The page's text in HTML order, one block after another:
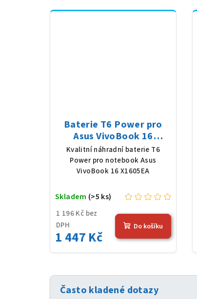
Baterie T6 Power pro
Asus VivoBook 16
X1605EA, Li-Poly, 11,55
V, 3640 mAh (42 Wh),
černá
Kvalitní náhradní baterie T6
Power pro notebook Asus
VivoBook 16 X1605EA
1 196 Kč bez
DPH
1 447 Kč
Skladem (>5 ks)
Do košíku
Často kladené dotazy